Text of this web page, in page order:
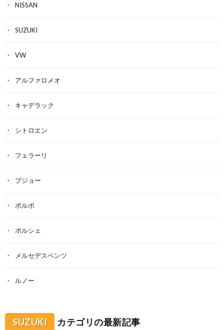
NISSAN
SUZUKI
VW
アルファロメオ
キャデラック
シトロエン
フェラーリ
プジョー
ボルボ
ポルシェ
メルセデスベンツ
ルノー
SUZUKI カテゴリの最新記事